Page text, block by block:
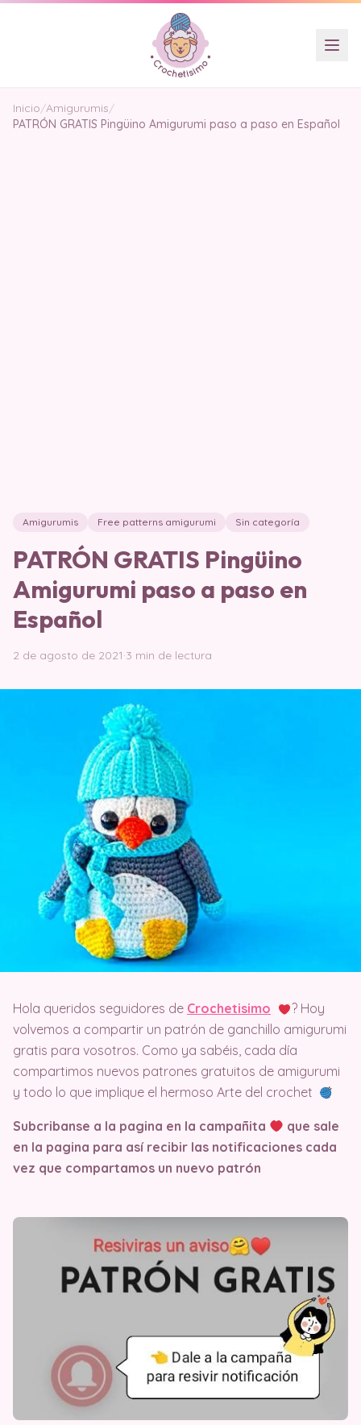
Inicio/Amigurumis/
PATRÓN GRATIS Pingüino Amigurumi paso a paso en Español
Amigurumis Free patterns amigurumi Sin categoría
PATRÓN GRATIS Pingüino
Amigurumi paso a paso en
Español
2 de agosto de 2021·3 min de lectura
Hola queridos seguidores de Crochetisimo
? Hoy
volvemos a compartir un patrón de ganchillo amigurumi
gratis para vosotros. Como ya sabéis, cada día
compartimos nuevos patrones gratuitos de amigurumi
y todo lo que implique el hermoso Arte del crochet
Subcribanse a la pagina en la campañita
que sale
en la pagina para así recibir las notificaciones cada
vez que compartamos un nuevo patrón